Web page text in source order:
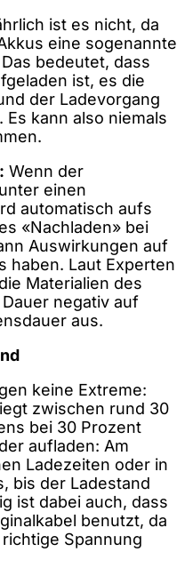
ist es nicht, da
eine sogenannte
bedeutet, dass
ist, es die
der Ladevorgang
kann also niemals
Wenn der
einen
automatisch aufs
«Nachladen» bei
Auswirkungen auf
haben. Laut Experten
Materialien des
negativ auf
aus.
keine Extreme:
zwischen rund 30
bei 30 Prozent
aufladen: Am
Ladezeiten oder in
bis der Ladestand
ist dabei auch, dass
benutzt, da
Spannung